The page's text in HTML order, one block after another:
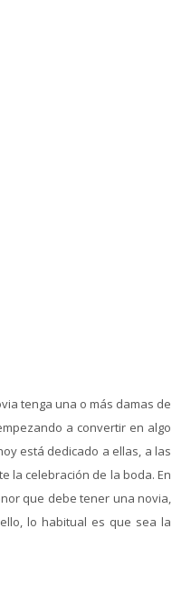
tenga una o más damas de
a convertir en algo
está dedicado a ellas, a las
la celebración de la boda. En
que debe tener una novia,
lo habitual es que sea la